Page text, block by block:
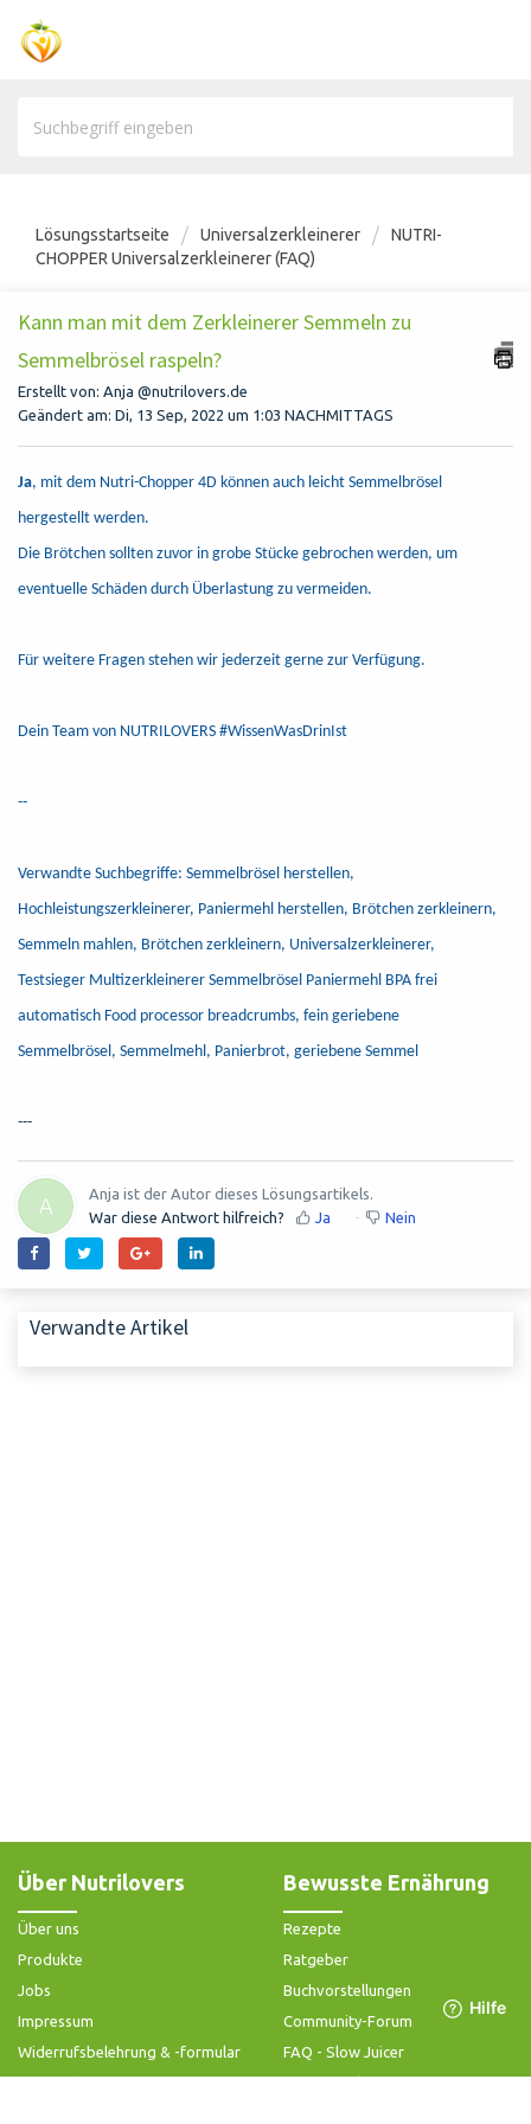
Lösungsstartseite Universalzerkleinerer
NUTRI-
CHOPPER Universalzerkleinerer (FAQ)
Kann man mit dem Zerkleinerer Semmeln zu
Semmelbrösel raspeln?
Erstellt von: Anja @nutrilovers.de
Geändert am: Di, 13 Sep, 2022 um 1:03 NACHMITTAGS
Ja, mit dem Nutri-Chopper 4D können auch leicht Semmelbrösel
hergestellt werden.
Die Brötchen sollten zuvor in grobe Stücke gebrochen werden, um
eventuelle Schäden durch Überlastung zu vermeiden.
Für weitere Fragen stehen wir jederzeit gerne zur Verfügung.
Dein Team von NUTRILOVERS #WissenWasDrinIst
--
Verwandte Suchbegriffe: Semmelbrösel herstellen,
Hochleistungszerkleinerer, Paniermehl herstellen, Brötchen zerkleinern,
Semmeln mahlen, Brötchen zerkleinern, Universalzerkleinerer,
Testsieger Multizerkleinerer Semmelbrösel Paniermehl BPA frei
automatisch Food processor breadcrumbs, fein geriebene
Semmelbrösel, Semmelmehl, Panierbrot, geriebene Semmel
---
A
Anja ist der Autor dieses Lösungsartikels.
War diese Antwort hilfreich?
Ja Nein
Verwandte Artikel
Über Nutrilovers
Über uns
Produkte
Jobs
Impressum
Widerrufsbelehrung & -formular
Datenschutz
Bewusste Ernährung
Rezepte
Ratgeber
Buchvorstellungen
Community-Forum
FAQ - Slow Juicer
FAQ - Heißluftfritteuse